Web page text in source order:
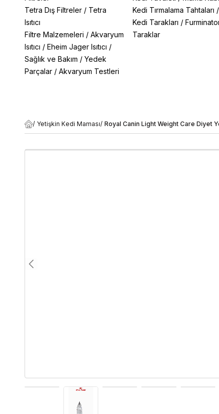
Tetra Dış Filtreler / Tetra
Isıtıcı
Filtre Malzemeleri / Akvaryum
Isıtıcı / Eheim Jager Isıtıcı /
Sağlık ve Bakım / Yedek
Parçalar / Akvaryum Testleri
Kedi Tırmalama Tahtaları /
Kedi Tarakları /
Taraklar
/ Yetişkin Kedi Maması/ Royal Canin Light Weight Care Diyet